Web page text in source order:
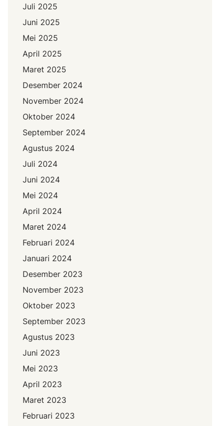
Juli 2025
Juni 2025
Mei 2025
April 2025
Maret 2025
Desember 2024
November 2024
Oktober 2024
September 2024
Agustus 2024
Juli 2024
Juni 2024
Mei 2024
April 2024
Maret 2024
Februari 2024
Januari 2024
Desember 2023
November 2023
Oktober 2023
September 2023
Agustus 2023
Juni 2023
Mei 2023
April 2023
Maret 2023
Februari 2023